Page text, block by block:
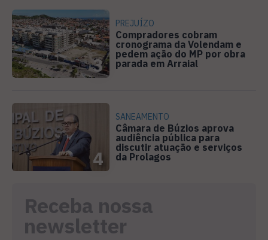
3
PREJUÍZO
Compradores cobram
cronograma da Volendam e
pedem ação do MP por obra
parada em Arraial
4
SANEAMENTO
Câmara de Búzios aprova
audiência pública para
discutir atuação e serviços
da Prolagos
Receba nossa
newsletter